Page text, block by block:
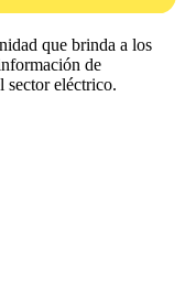
que brinda a los
de
sector eléctrico.